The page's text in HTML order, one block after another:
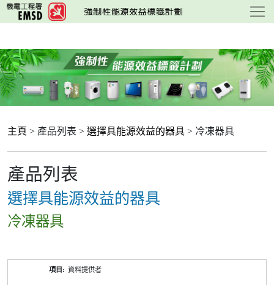
跳
至
要
內
容
主頁 > 產品列表 > 選擇具能源效益的器具 > 冷凍器具
產品列表
選擇具能源效益的器具
冷凍器具
資料提供者